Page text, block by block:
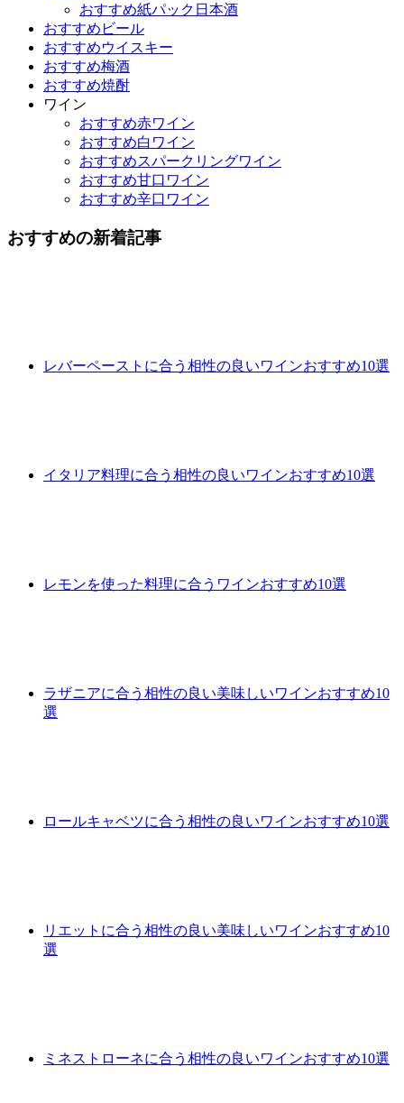
おすすめ紙パック日本酒
おすすめビール
おすすめウイスキー
おすすめ梅酒
おすすめ焼酎
ワイン
おすすめ赤ワイン
おすすめ白ワイン
おすすめスパークリングワイン
おすすめ甘口ワイン
おすすめ辛口ワイン
おすすめの新着記事
レバーペーストに合う相性の良いワインおすすめ10選
イタリア料理に合う相性の良いワインおすすめ10選
レモンを使った料理に合うワインおすすめ10選
ラザニアに合う相性の良い美味しいワインおすすめ10
選
ロールキャベツに合う相性の良いワインおすすめ10選
リエットに合う相性の良い美味しいワインおすすめ10
選
ミネストローネに合う相性の良いワインおすすめ10選